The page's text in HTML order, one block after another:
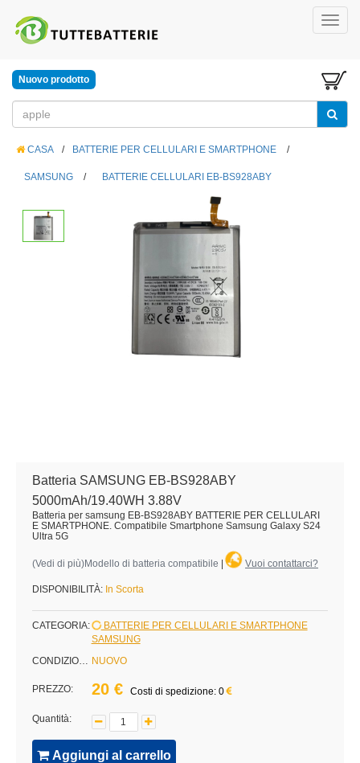
Nuovo prodotto
CASA / BATTERIE PER CELLULARI E SMARTPHONE /
SAMSUNG / BATTERIE CELLULARI EB-BS928ABY
Batteria SAMSUNG EB-BS928ABY
5000mAh/19.40WH 3.88V
Batteria per samsung EB-BS928ABY BATTERIE PER CELLULARI
E SMARTPHONE. Compatibile Smartphone Samsung Galaxy S24
Ultra 5G
(Vedi di più)Modello di batteria compatibile Vuoi contattarci?
DISPONIBILITÀ: In Scorta
CATEGORIA:
BATTERIE PER CELLULARI E SMARTPHONE
SAMSUNG
CONDIZIONE: NUOVO
PREZZO: 20 € Costi di spedizione: 0
Quantità:
Aggiungi al carrello